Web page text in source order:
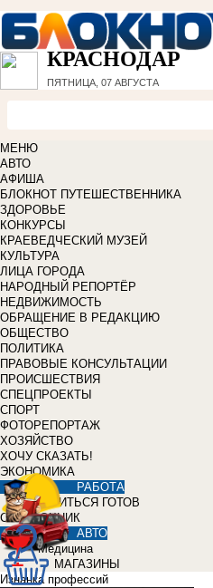
КРАСНОДАР
ПЯТНИЦА, 07 АВГУСТА
МЕНЮ
АВТО
АФИША
БЛОКНОТ ПУТЕШЕСТВЕННИКА
ЗДОРОВЬЕ
КОНКУРСЫ
КРАЕВЕДЧЕСКИЙ МУЗЕЙ
КУЛЬТУРА
ЛИЦА ГОРОДА
НАРОДНЫЙ РЕПОРТЁР
НЕДВИЖИМОСТЬ
ОБРАЩЕНИЕ В РЕДАКЦИЮ
ОБЩЕСТВО
ПОЛИТИКА
ПРАВОВЫЕ КОНСУЛЬТАЦИИ
ПРОИСШЕСТВИЯ
СПЕЦПРОЕКТЫ
СПОРТ
ФОТОРЕПОРТАЖ
ХОЗЯЙСТВО
ХОЧУ СКАЗАТЬ!
ЭКОНОМИКА
РАБОТА
УЧИТЬСЯ ГОТОВ
СПРАВОЧНИК
АВТО
Медицина
МАГАЗИНЫ
Изнанка профессий